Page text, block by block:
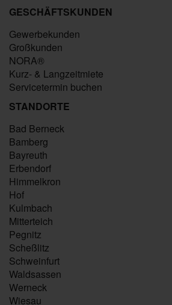
GESCHÄFTSKUNDEN
Gewerbekunden
Großkunden
NORA®
Kurz- & Langzeitmiete
Servicetermin buchen
STANDORTE
Bad Berneck
Bamberg
Bayreuth
Erbendorf
Himmelkron
Hof
Kulmbach
Mitterteich
Pegnitz
Scheßlitz
Schweinfurt
Waldsassen
Werneck
Wiesau